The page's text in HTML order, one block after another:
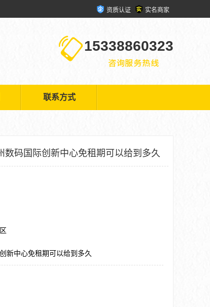
资质认证 实名商家
15338860323
联系方式
数码国际创新中心免租期可以给到多久
新中心免租期可以给到多久